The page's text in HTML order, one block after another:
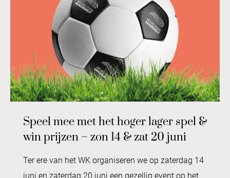
Speel mee met het hoger lager spel &
win prijzen – zon 14 & zat 20 juni
Ter ere van het WK organiseren we op zaterdag 14
juni en zaterdag 20 juni een gezellig event op het